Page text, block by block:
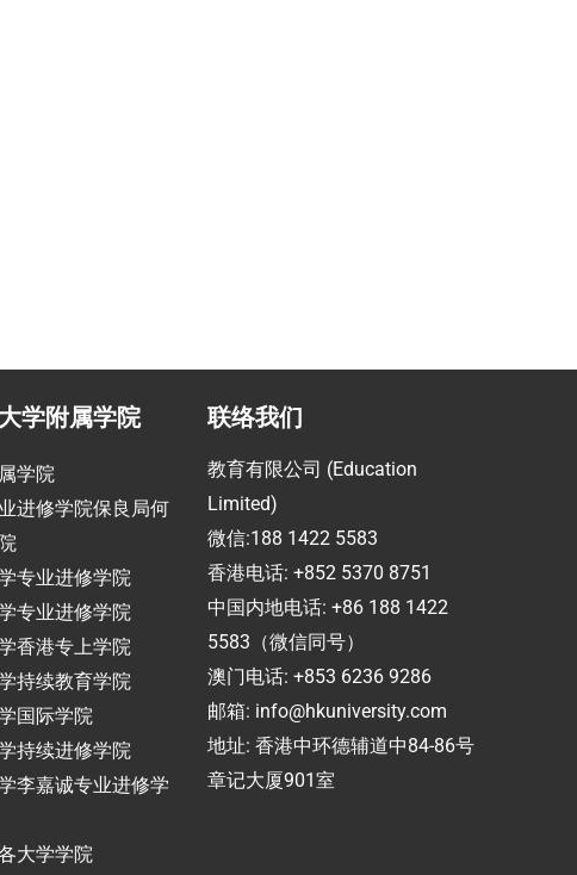
学附属学院
学院
进修学院保良局何
专业进修学院
专业进修学院
香港专上学院
持续教育学院
国际学院
持续进修学院
李嘉诚专业进修学
大学学院
联络我们
教育有限公司 (Education
Limited)
微信:188 1422 5583
香港电话: +852 5370 8751
中国内地电话: +86 188 1422
5583（微信同号）
澳门电话: +853 6236 9286
邮箱: info@hkuniversity.com
地址: 香港中环德辅道中84-86号
章记大厦901室